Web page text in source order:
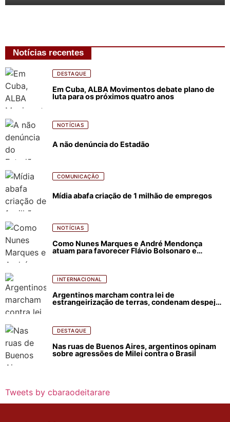
Notícias recentes
DESTAQUE
Em Cuba, ALBA Movimentos debate plano de
luta para os próximos quatro anos
NOTÍCIAS
A não denúncia do Estadão
COMUNICAÇÃO
Mídia abafa criação de 1 milhão de empregos
NOTÍCIAS
Como Nunes Marques e André Mendonça
atuam para favorecer Flávio Bolsonaro e
INTERNACIONAL
Argentinos marcham contra lei de
estrangeirização de terras, condenam despejos
DESTAQUE
Nas ruas de Buenos Aires, argentinos opinam
sobre agressões de Milei contra o Brasil
Tweets by cbaraodeitarare